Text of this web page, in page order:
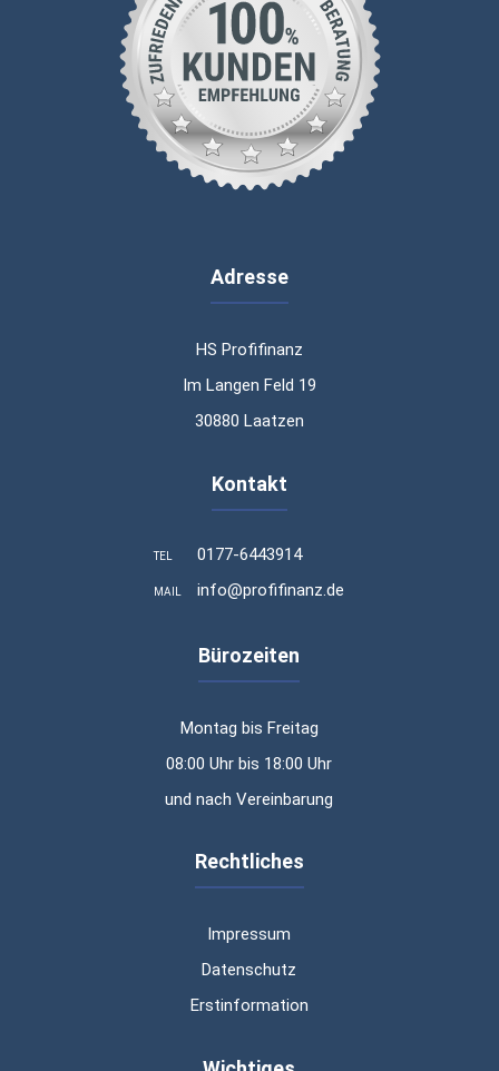
Adresse
HS Profifinanz
Im Langen Feld 19
30880 Laatzen
Kontakt
TEL 0177-6443914
MAIL info@profifinanz.de
Bürozeiten
Montag bis Freitag
08:00 Uhr bis 18:00 Uhr
und nach Vereinbarung
Rechtliches
Impressum
Datenschutz
Erstinformation